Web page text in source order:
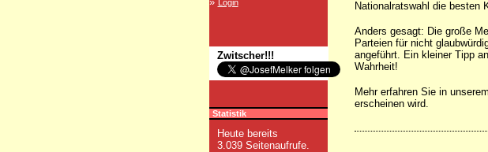
Login
Zwitscher!!!
Statistik
Heute bereits
3.039 Seitenaufrufe.
Nationalratswahl die besten
Anders gesagt: Die große
Parteien für nicht
angeführt. Ein kleiner Tipp
Wahrheit!
Mehr erfahren Sie in
erscheinen wird.